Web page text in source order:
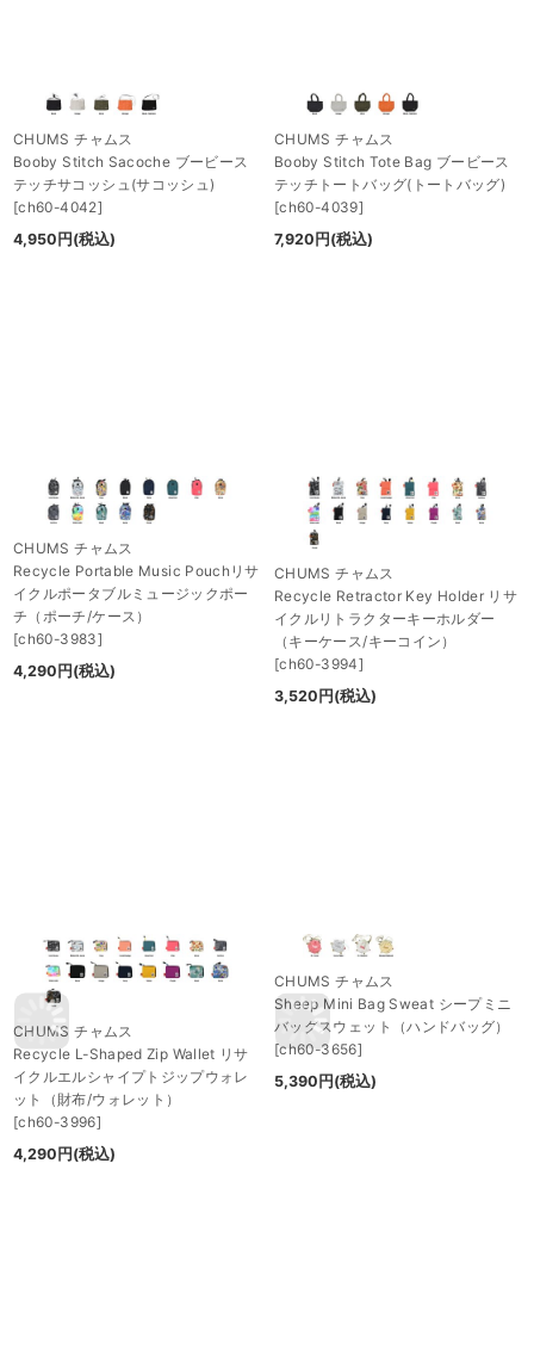
CHUMS チャムス
Booby Stitch Sacoche ブービース
テッチサコッシュ(サコッシュ)
[ch60-4042]
4,950円(税込)
CHUMS チャムス
Booby Stitch Tote Bag ブービース
テッチトートバッグ(トートバッグ)
[ch60-4039]
7,920円(税込)
CHUMS チャムス
Recycle Portable Music Pouchリサ
イクルポータブルミュージックポー
チ（ポーチ/ケース）
[ch60-3983]
4,290 円 (税込)
CHUMS チャムス
Recycle Retractor Key Holder リサ
イクルリトラクターキーホルダー
（キーケース/キーコイン）
[ch60-3994]
3,520 円 (税込)
CHUMS チャムス
Recycle L-Shaped Zip Wallet リサ
イクルエルシャイプトジップウォレ
ット（財布/ウォレット）
[ch60-3996]
4,290 円 (税込)
CHUMS チャムス
Sheep Mini Bag Sweat シープミニ
バッグスウェット（ハンドバッグ）
[ch60-3656]
5,390円(税込)